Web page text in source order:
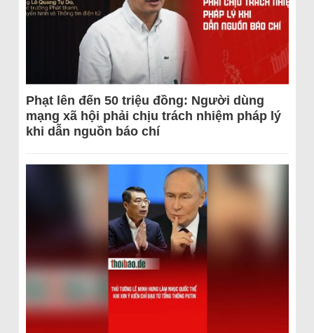
Phạt lên đến 50 triệu đồng: Người dùng
mạng xã hội phải chịu trách nhiệm pháp lý
khi dẫn nguồn báo chí